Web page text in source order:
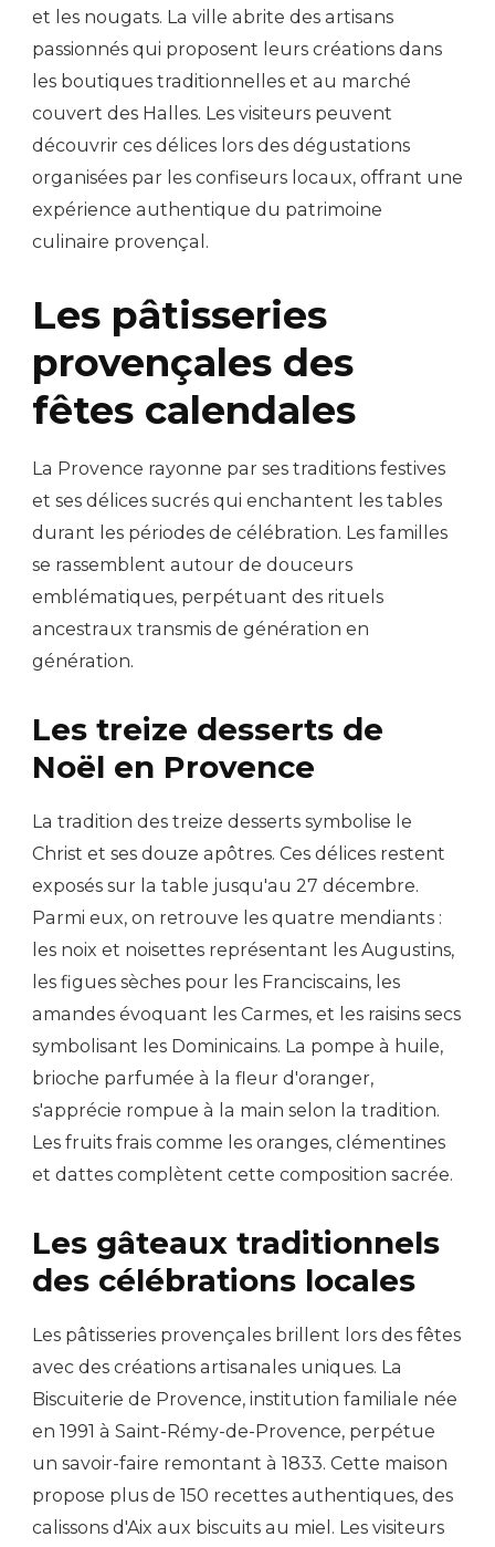
et les nougats. La ville abrite des artisans
passionnés qui proposent leurs créations dans
les boutiques traditionnelles et au marché
couvert des Halles. Les visiteurs peuvent
découvrir ces délices lors des dégustations
organisées par les confiseurs locaux, offrant une
expérience authentique du patrimoine
culinaire provençal.
Les pâtisseries
provençales des
fêtes calendales
La Provence rayonne par ses traditions festives
et ses délices sucrés qui enchantent les tables
durant les périodes de célébration. Les familles
se rassemblent autour de douceurs
emblématiques, perpétuant des rituels
ancestraux transmis de génération en
génération.
Les treize desserts de
Noël en Provence
La tradition des treize desserts symbolise le
Christ et ses douze apôtres. Ces délices restent
exposés sur la table jusqu'au 27 décembre.
Parmi eux, on retrouve les quatre mendiants :
les noix et noisettes représentant les Augustins,
les figues sèches pour les Franciscains, les
amandes évoquant les Carmes, et les raisins secs
symbolisant les Dominicains. La pompe à huile,
brioche parfumée à la fleur d'oranger,
s'apprécie rompue à la main selon la tradition.
Les fruits frais comme les oranges, clémentines
et dattes complètent cette composition sacrée.
Les gâteaux traditionnels
des célébrations locales
Les pâtisseries provençales brillent lors des fêtes
avec des créations artisanales uniques. La
Biscuiterie de Provence, institution familiale née
en 1991 à Saint-Rémy-de-Provence, perpétue
un savoir-faire remontant à 1833. Cette maison
propose plus de 150 recettes authentiques, des
calissons d'Aix aux biscuits au miel. Les visiteurs